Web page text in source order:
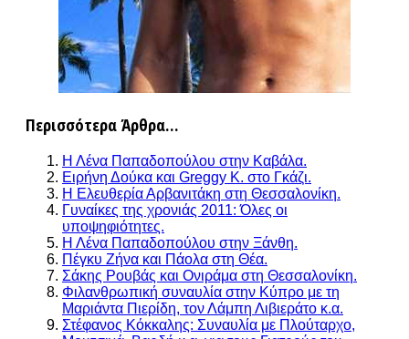
Περισσότερα Άρθρα...
Η Λένα Παπαδοπούλου στην Καβάλα.
Ειρήνη Δούκα και Greggy K. στο Γκάζι.
Η Ελευθερία Αρβανιτάκη στη Θεσσαλονίκη.
Γυναίκες της χρονιάς 2011: Όλες οι
υποψηφιότητες.
Η Λένα Παπαδοπούλου στην Ξάνθη.
Πέγκυ Ζήνα και Πάολα στη Θέα.
Σάκης Ρουβάς και Ονιράμα στη Θεσσαλονίκη.
Φιλανθρωπική συναυλία στην Κύπρο με τη
Μαριάντα Πιερίδη, τον Λάμπη Λιβιεράτο κ.α.
Στέφανος Κόκκαλης: Συναυλία με Πλούταρχο,